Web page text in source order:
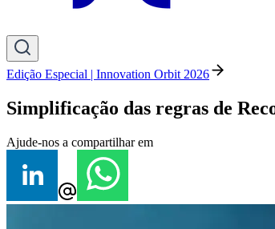
Edição Especial | Innovation Orbit 2026
Simplificação das regras de
Ajude-nos a compartilhar em